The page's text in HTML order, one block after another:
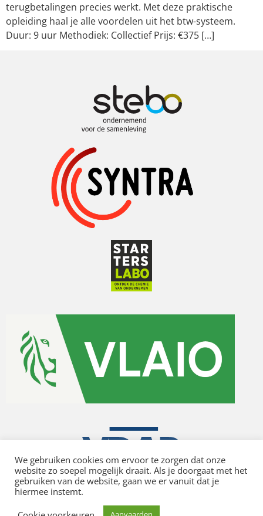
terugbetalingen precies werkt. Met deze praktische
opleiding haal je alle voordelen uit het btw-systeem.
Duur: 9 uur Methodiek: Collectief Prijs: €375 […]
Privacy policy
We gebruiken cookies om ervoor te zorgen dat onze
website zo soepel mogelijk draait. Als je doorgaat met het
gebruiken van de website, gaan we er vanuit dat je
hiermee instemt.